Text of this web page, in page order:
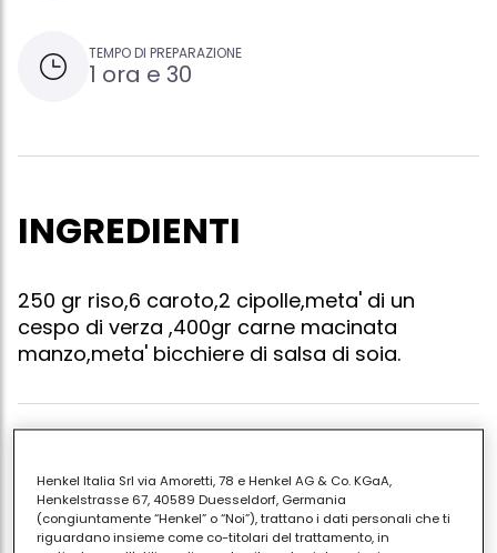
TEMPO DI PREPARAZIONE
1 ora e 30
INGREDIENTI
250 gr riso,6 caroto,2 cipolle,meta' di un
cespo di verza ,400gr carne macinata
manzo,meta' bicchiere di salsa di soia.
tagliare la verza a listarelle ed aggiungerele nella
padella e lascrale cuicere fino a quando la verza
sara' morbida. aggiungere la carne macinata e
Henkel Italia Srl via Amoretti, 78 e Henkel AG & Co. KGaA,
Henkelstrasse 67, 40589 Duesseldorf, Germania
(congiuntamente “Henkel” o “Noi”), trattano i dati personali che ti
riguardano insieme come co-titolari del trattamento, in